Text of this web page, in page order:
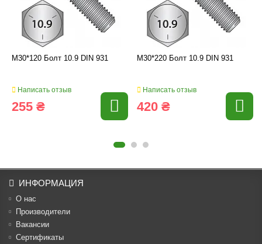
M30*120 Болт 10.9 DIN 931
Написать отзыв
255 ₴
M30*220 Болт 10.9 DIN 931
Написать отзыв
420 ₴
ИНФОРМАЦИЯ
О нас
Производители
Вакансии
Cертификаты